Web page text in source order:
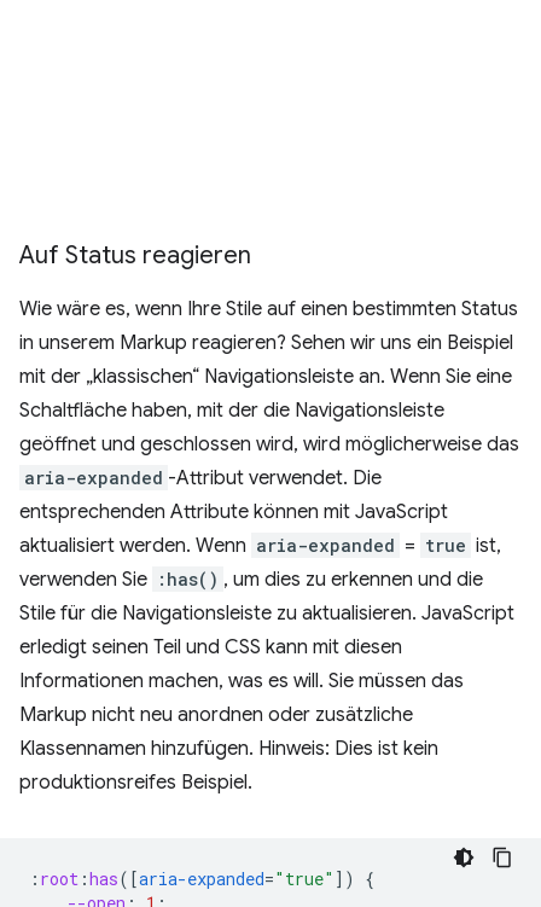
Auf Status reagieren
Wie wäre es, wenn Ihre Stile auf einen bestimmten Status
in unserem Markup reagieren? Sehen wir uns ein Beispiel
mit der „klassischen“ Navigationsleiste an. Wenn Sie eine
Schaltfläche haben, mit der die Navigationsleiste
geöffnet und geschlossen wird, wird möglicherweise das
aria-expanded -Attribut verwendet. Die
entsprechenden Attribute können mit JavaScript
aktualisiert werden. Wenn aria-expanded = true ist,
verwenden Sie :has() , um dies zu erkennen und die
Stile für die Navigationsleiste zu aktualisieren. JavaScript
erledigt seinen Teil und CSS kann mit diesen
Informationen machen, was es will. Sie müssen das
Markup nicht neu anordnen oder zusätzliche
Klassennamen hinzufügen. Hinweis: Dies ist kein
produktionsreifes Beispiel.
: root :has([aria-expanded="true" ])
{